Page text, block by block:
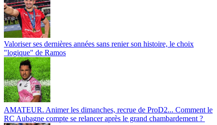
Valoriser ses dernières années sans renier son histoire, le choix
"logique" de Ramos
AMATEUR. Animer les dimanches, recrue de ProD2... Comment le
RC Aubagne compte se relancer après le grand chambardement ?